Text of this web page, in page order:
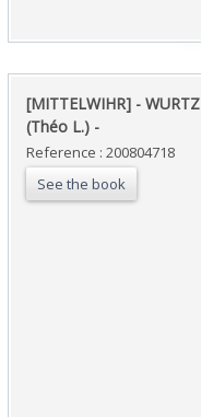
‎[MITTELWIHR] - WURTZ
(Théo L.) - ‎
Reference : 200804718
See the book